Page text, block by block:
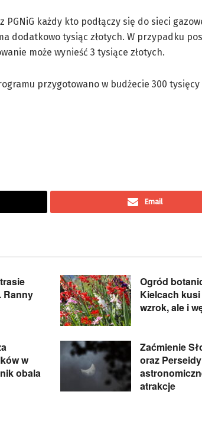
PGNiG każdy kto podłączy się do sieci
dodatkowo tysiąc złotych. W przypadku
może wynieść 3 tysiące złotych.
przygotowano w budżecie 300 tysięcy
Email
Ranny
Ogród
Kielcach
wzrok, ale i
w
obala
Zaćmienie
oraz
atrakcje